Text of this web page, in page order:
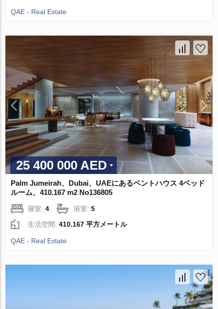
QAE - Real Estate
25 400 000 AED
Palm Jumeirah、Dubai、UAEにあるペントハウス 4ベッド
ルーム、410.167 m2 No136805
寝室:4 浴室:5
生活空間:410.167 平方メートル
QAE - Real Estate